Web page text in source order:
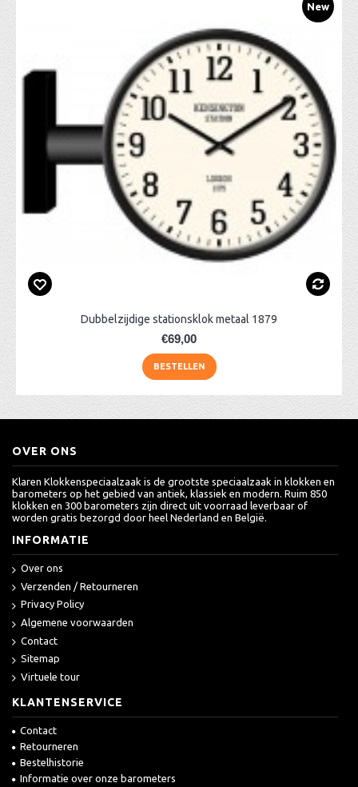
New
Dubbelzijdige stationsklok metaal 1879
€69,00
BESTELLEN
OVER ONS
Klaren Klokkenspeciaalzaak is de grootste speciaalzaak in klokken en
barometers op het gebied van antiek, klassiek en modern. Ruim 850
klokken en 300 barometers zijn direct uit voorraad leverbaar of
worden gratis bezorgd door heel Nederland en België.
INFORMATIE
Over ons
Verzenden / Retourneren
Privacy Policy
Algemene voorwaarden
Contact
Sitemap
Virtuele tour
KLANTENSERVICE
Contact
Retourneren
Bestelhistorie
Informatie over onze barometers